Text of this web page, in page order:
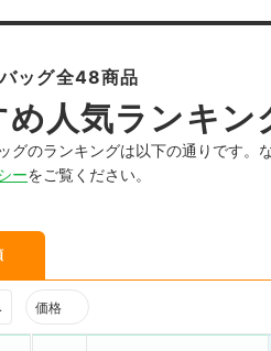
ッグ全48商品
め人気ランキン
グのランキングは以下の通りです。
ーをご覧ください。
価格